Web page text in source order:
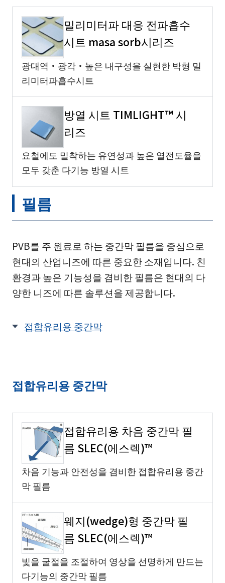
밀리미터파 대응 전파흡수
시트 masa sorb시리즈
광대역・광각・높은 내구성을 실현한 박형 밀
리미터파흡수시트
방열 시트 TIMLIGHT™ 시
리즈
요철에도 밀착하는 유연성과 높은 열전도율을
모두 갖춘 다기능 방열 시트
필름
PVB를 주 원료로 하는 중간막 필름을 중심으로
현대의 산업니즈에 따른 중요한 소재입니다. 친
환경과 높은 기능성을 겸비한 필름은 현대의 다
양한 니즈에 따른 솔루션을 제공합니다.
접합유리용 중간막
접합유리용 중간막
접합유리용 차음 중간막 필
름 SLEC(에스렉)™
차음 기능과 안전성을 겸비한 접합유리용 중간
막 필름
웨지(wedge)형 중간막 필
름 SLEC(에스렉)™
빛을 굴절을 조절하여 영상을 선명하게 만드는
다기능의 중간막 필름